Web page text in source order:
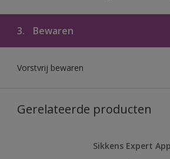
3. Bewaren
Vorstvrij bewaren
Gerelateerde producten
Sikkens Expert App